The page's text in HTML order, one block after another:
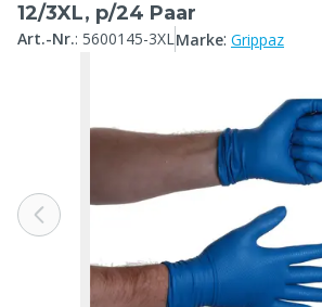
12/3XL, p/24 Paar
Art.-Nr.: 5600145-3XLMarke: Grippaz